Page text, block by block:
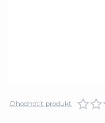
Ohodnotit produkt